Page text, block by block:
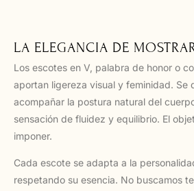
LA ELEGANCIA DE
Los escotes en V, palabra de honor o
aportan ligereza visual y feminidad. Se
acompañar la postura natural del
sensación de fluidez y equilibrio. El
imponer.
Cada escote se adapta a la
respetando su esencia. No buscamos